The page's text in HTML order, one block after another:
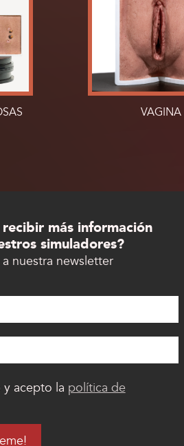
VAGINA
recibir más información
simuladores?
nuestra newsletter
y acepto la política de